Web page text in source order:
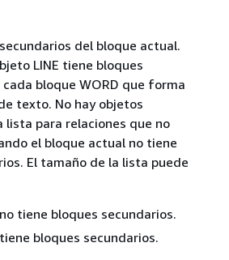
del bloque actual.
LINE tiene bloques
bloque WORD que forma
texto. No hay objetos
lista para relaciones que no
el bloque actual no tiene
El tamaño de la lista puede
tiene bloques secundarios.
bloques secundarios.